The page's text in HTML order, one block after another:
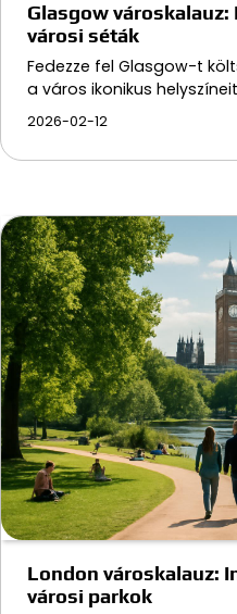
Glasgow
városi séták
Fedezze fel Glasgow-t
a város ikonikus
2026-02-12
London városkalauz:
városi parkok